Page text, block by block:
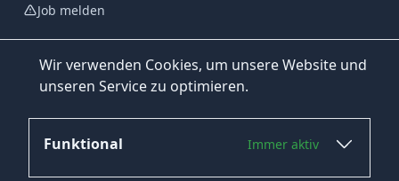
Wir verwenden Cookies, um unsere Website und
unseren Service zu optimieren.
Funktional Immer aktiv
Job melden